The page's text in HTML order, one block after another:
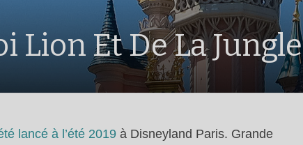
Lion Et De La Jungle
lancé à l’été 2019 à Disneyland Paris. Grande